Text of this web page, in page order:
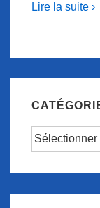
Lire la suite ›
Catégories